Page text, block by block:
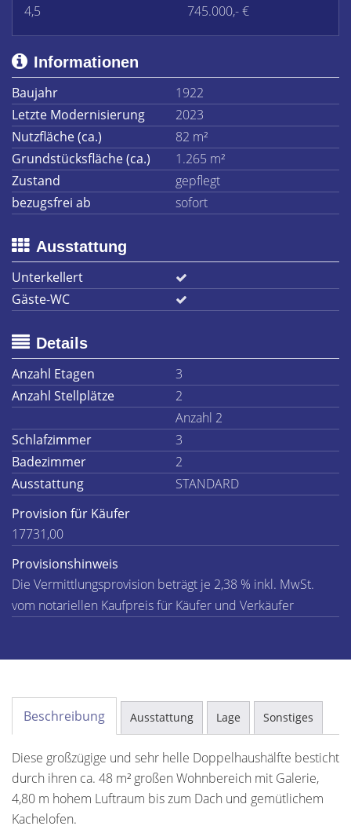
4,5
745.000,- €
Informationen
Baujahr
1922
Letzte Modernisierung
2023
Nutzfläche (ca.)
82 m²
Grundstücksfläche (ca.)
1.265 m²
Zustand
gepflegt
bezugsfrei ab
sofort
Ausstattung
Unterkellert
Gäste-WC
Details
Anzahl Etagen
3
Anzahl Stellplätze
2
Anzahl 2
Schlafzimmer
3
Badezimmer
2
Ausstattung
STANDARD
Provision für Käufer
17731,00
Provisionshinweis
Die Vermittlungsprovision beträgt je 2,38 % inkl. MwSt.
vom notariellen Kaufpreis für Käufer und Verkäufer
Beschreibung Ausstattung Lage Sonstiges
Diese großzügige und sehr helle Doppelhaushälfte besticht
durch ihren ca. 48 m² großen Wohnbereich mit Galerie,
4,80 m hohem Luftraum bis zum Dach und gemütlichem
Kachelofen.